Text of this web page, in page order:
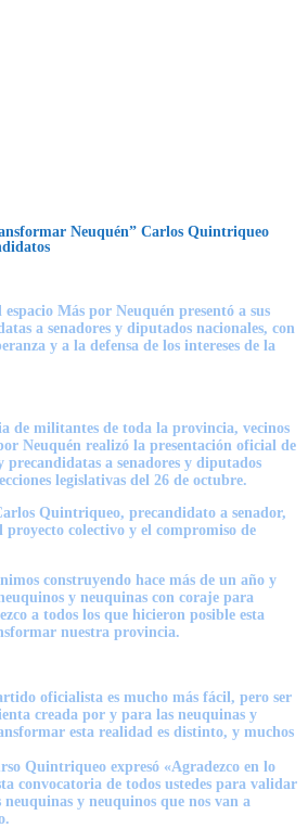
Neuquén” Carlos Quintriqueo
Más por Neuquén presentó a sus
a senadores y diputados nacionales, con
y a la defensa de los intereses de la
de militantes de toda la provincia, vecinos
Neuquén realizó la presentación oficial de
precandidatas a senadores y diputados
legislativas del 26 de octubre.
Quintriqueo, precandidato a senador,
colectivo y el compromiso de
construyendo hace más de un año y
y neuquinas con coraje para
a todos los que hicieron posible esta
nuestra provincia.
oficialista es mucho más fácil, pero ser
creada por y para las neuquinas y
esta realidad es distinto, y muchos
Quintriqueo expresó «Agradezco en lo
convocatoria de todos ustedes para validar
neuquinas y neuquinos que nos van a